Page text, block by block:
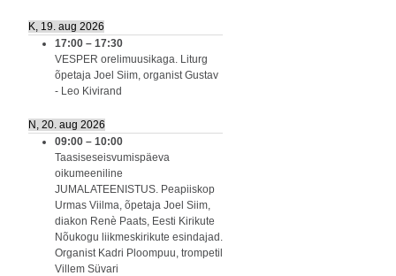
K, 19. aug 2026
17:00 – 17:30
VESPER orelimuusikaga. Liturg
õpetaja Joel Siim, organist Gustav
- Leo Kivirand
N, 20. aug 2026
09:00 – 10:00
Taasiseseisvumispäeva
oikumeeniline
JUMALATEENISTUS. Peapiiskop
Urmas Viilma, õpetaja Joel Siim,
diakon Renè Paats, Eesti Kirikute
Nõukogu liikmeskirikute esindajad.
Organist Kadri Ploompuu, trompetil
Villem Süvari